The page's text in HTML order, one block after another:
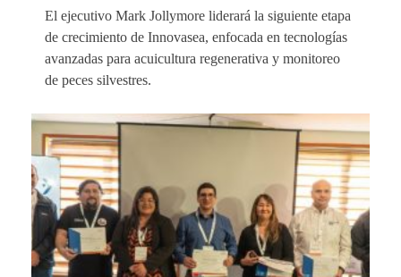
El ejecutivo Mark Jollymore liderará la siguiente etapa
de crecimiento de Innovasea, enfocada en tecnologías
avanzadas para acuicultura regenerativa y monitoreo
de peces silvestres.